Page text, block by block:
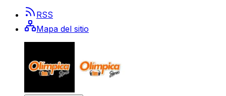
RSS
Mapa del sitio